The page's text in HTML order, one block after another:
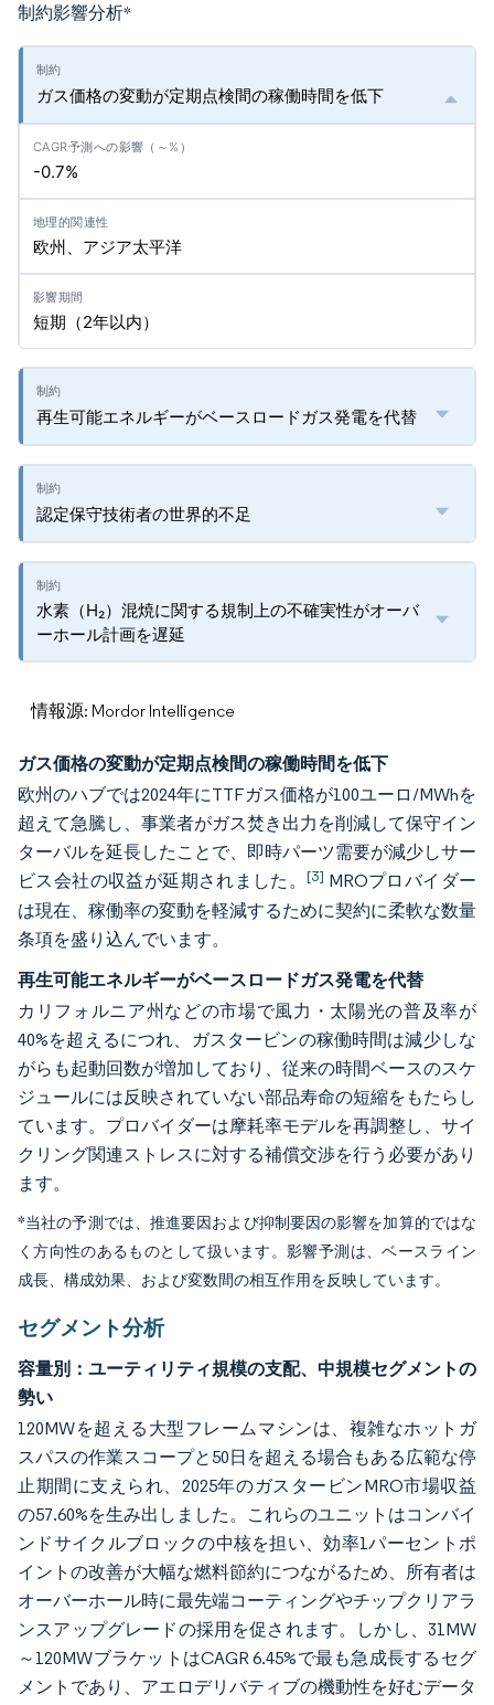
制約影響分析*
ガス価格の変動が定期点検間の稼働時間を低下
-0.7%
欧州、アジア太平洋
短期（2年以内）
再生可能エネルギーがベースロードガス発電を代替
認定保守技術者の世界的不足
水素（H₂）混焼に関する規制上の不確実性がオーバ
ーホール計画を遅延
情報源: Mordor Intelligence
ガス価格の変動が定期点検間の稼働時間を低下
欧州のハブでは2024年にTTFガス価格が100ユーロ/MWhを
超えて急騰し、事業者がガス焚き出力を削減して保守イン
ターバルを延長したことで、即時パーツ需要が減少しサー
ビス会社の収益が延期されました。[3] MROプロバイダー
は現在、稼働率の変動を軽減するために契約に柔軟な数量
条項を盛り込んでいます。
再生可能エネルギーがベースロードガス発電を代替
カリフォルニア州などの市場で風力・太陽光の普及率が
40%を超えるにつれ、ガスタービンの稼働時間は減少しな
がらも起動回数が増加しており、従来の時間ベースのスケ
ジュールには反映されていない部品寿命の短縮をもたらし
ています。プロバイダーは摩耗率モデルを再調整し、サイ
クリング関連ストレスに対する補償交渉を行う必要があり
ます。
*当社の予測では、推進要因および抑制要因の影響を加算的ではな
く方向性のあるものとして扱います。影響予測は、ベースライン
成長、構成効果、および変数間の相互作用を反映しています。
セグメント分析
容量別：ユーティリティ規模の支配、中規模セグメントの
勢い
120MWを超える大型フレームマシンは、複雑なホットガ
スパスの作業スコープと50日を超える場合もある広範な停
止期間に支えられ、2025年のガスタービンMRO市場収益
の57.60%を生み出しました。これらのユニットはコンバイ
ンドサイクルブロックの中核を担い、効率1パーセントポ
イントの改善が大幅な燃料節約につながるため、所有者は
オーバーホール時に最先端コーティングやチップクリアラ
ンスアップグレードの採用を促されます。しかし、31MW
～120MWブラケットはCAGR 6.45%で最も急成長するセグ
メントであり、アエロデリバティブの機動性を好むデータ